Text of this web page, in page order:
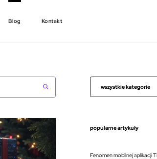
Blog Kontakt
wszystkie kategorie
popularne artykuły
Fenomen mobilnej aplikacji